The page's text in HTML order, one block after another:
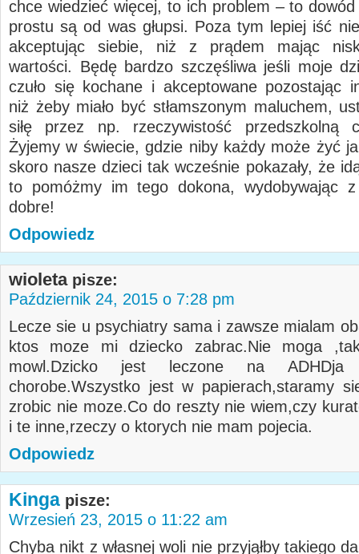
chce wiedzieć więcej, to ich problem – to
prostu są od was głupsi. Poza tym lepiej iść
akceptując siebie, niż z prądem mając
wartości. Będę bardzo szczęśliwa jeśli moje
czuło się kochane i akceptowane pozostając
niż żeby miało być stłamszonym maluchem,
siłę przez np. rzeczywistość przedszkolną
Żyjemy w świecie, gdzie niby każdy może żyć
skoro nasze dzieci tak wcześnie pokazały, że
to pomóżmy im tego dokona, wydobywając
dobre!
Odpowiedz
wioleta pisze:
Październik 24, 2015 o 7:28 pm
Lecze sie u psychiatry sama i zawsze mialam
ktos moze mi dziecko zabrac.Nie moga
mowl.Dzicko jest leczone na
chorobe.Wszystko jest w papierach,staramy
zrobic nie moze.Co do reszty nie wiem,czy
i te inne,rzeczy o ktorych nie mam pojecia.
Odpowiedz
Kinga pisze:
Wrzesień 23, 2015 o 11:22 am
Chyba nikt z własnej woli nie przyjąłby takiego